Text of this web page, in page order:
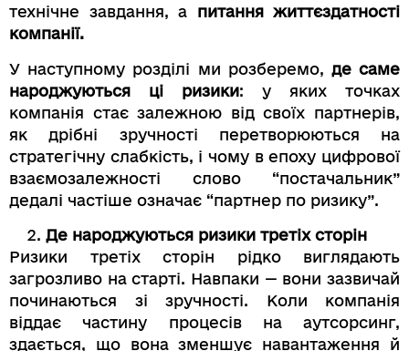
технічне завдання, а питання життєздатності
компанії.
У наступному розділі ми розберемо, де саме
народжуються ці ризики: у яких точках
компанія стає залежною від своїх партнерів,
як дрібні зручності перетворюються на
стратегічну слабкість, і чому в епоху цифрової
взаємозалежності слово “постачальник”
дедалі частіше означає “партнер по ризику”.
Де народжуються ризики третіх сторін
Ризики третіх сторін рідко виглядають
загрозливо на старті. Навпаки — вони зазвичай
починаються зі зручності. Коли компанія
віддає частину процесів на аутсорсинг,
здається, що вона зменшує навантаження й